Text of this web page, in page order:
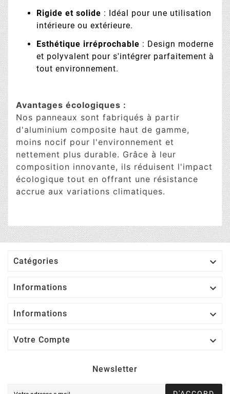
Rigide et solide : Idéal pour une utilisation
intérieure ou extérieure.
Esthétique irréprochable : Design moderne
et polyvalent pour s'intégrer parfaitement à
tout environnement.
Avantages écologiques :
Nos panneaux sont fabriqués à partir
d'aluminium composite haut de gamme,
moins nocif pour l'environnement et
nettement plus durable. Grâce à leur
composition innovante, ils réduisent l'impact
écologique tout en offrant une résistance
accrue aux variations climatiques.
Catégories 
Informations 
Informations 
Votre Compte 
Newsletter